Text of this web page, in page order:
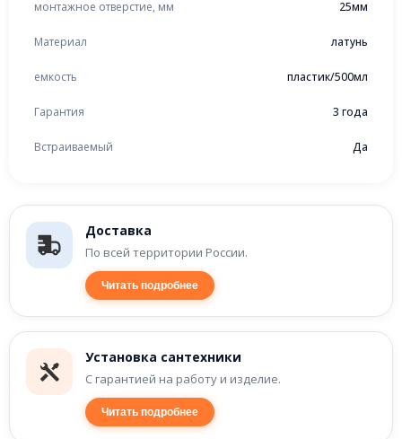
Доставка
По всей территории России.
Читать подробнее
Установка сантехники
С гарантией на работу и изделие.
Читать подробнее
монтажное отверстие, мм 25мм
Материал латунь
емкость пластик/500мл
Гарантия 3 года
Встраиваемый Да